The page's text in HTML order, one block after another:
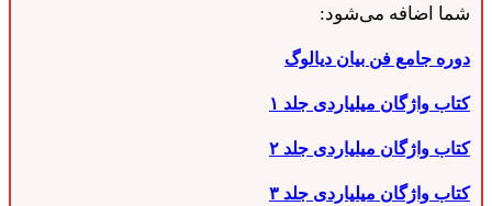
شما اضافه می‌شود:
دوره جامع فن بیان دیالوگ
کتاب واژگان میلیاردی جلد ۱
کتاب واژگان میلیاردی جلد ۲
کتاب واژگان میلیاردی جلد ۳